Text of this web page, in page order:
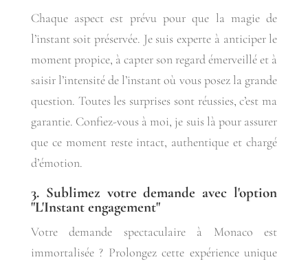
Chaque aspect est prévu pour que la magie de
l’instant soit préservée. Je suis experte à anticiper le
moment propice, à capter son regard émerveillé et à
saisir l’intensité de l’instant où vous posez la grande
question. Toutes les surprises sont réussies, c’est ma
garantie. Confiez-vous à moi, je suis là pour assurer
que ce moment reste intact, authentique et chargé
d’émotion.
3. Sublimez votre demande avec l'option
"L'Instant engagement"
Votre demande spectaculaire à Monaco est
immortalisée ? Prolongez cette expérience unique